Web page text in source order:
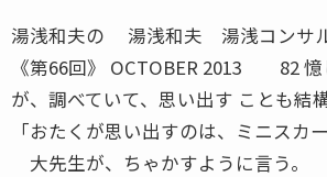
湯浅和夫の 湯浅和夫 湯浅コンサ
《第66回》 OCTOBER 2013 82 憶
が、調べていて、思い出す ことも
「おたくが思い出すのは、ミニスカ
大先生が、ちゃかすように言う。